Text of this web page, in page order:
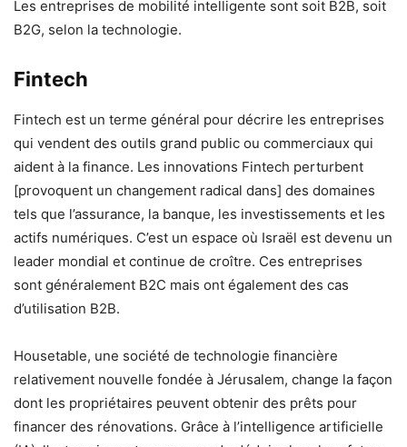
Les entreprises de mobilité intelligente sont soit B2B, soit
B2G, selon la technologie.
Fintech
Fintech est un terme général pour décrire les entreprises
qui vendent des outils grand public ou commerciaux qui
aident à la finance. Les innovations Fintech perturbent
[provoquent un changement radical dans] des domaines
tels que l’assurance, la banque, les investissements et les
actifs numériques. C’est un espace où Israël est devenu un
leader mondial et continue de croître. Ces entreprises
sont généralement B2C mais ont également des cas
d’utilisation B2B.
Housetable, une société de technologie financière
relativement nouvelle fondée à Jérusalem, change la façon
dont les propriétaires peuvent obtenir des prêts pour
financer des rénovations. Grâce à l’intelligence artificielle